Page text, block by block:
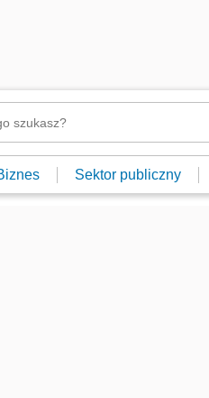
Sektor publiczny